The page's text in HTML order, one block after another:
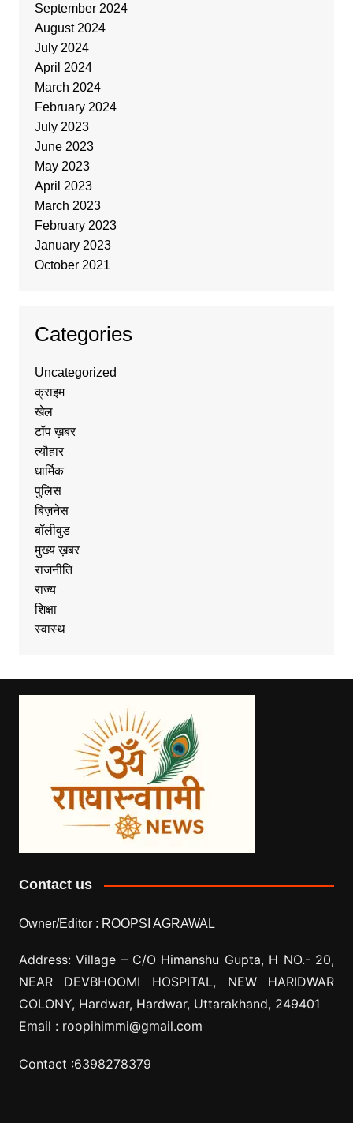
September 2024
August 2024
July 2024
April 2024
March 2024
February 2024
July 2023
June 2023
May 2023
April 2023
March 2023
February 2023
January 2023
October 2021
Categories
Uncategorized
क्राइम
खेल
टॉप ख़बर
त्यौहार
धार्मिक
पुलिस
बिज़नेस
बॉलीवुड
मुख्य ख़बर
राजनीति
राज्य
शिक्षा
स्वास्थ
Contact us
Owner/Editor : ROOPSI AGRAWAL
Address: Village – C/O Himanshu Gupta, H NO.- 20,
NEAR DEVBHOOMI HOSPITAL, NEW HARIDWAR
COLONY, Hardwar, Hardwar, Uttarakhand, 249401
Email : roopihimmi@gmail.com
Contact :6398278379